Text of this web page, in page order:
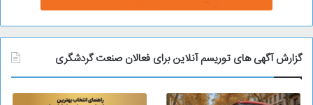
گزارش آگهی های توریسم آنلاین برای فعالان صنعت گردشگری